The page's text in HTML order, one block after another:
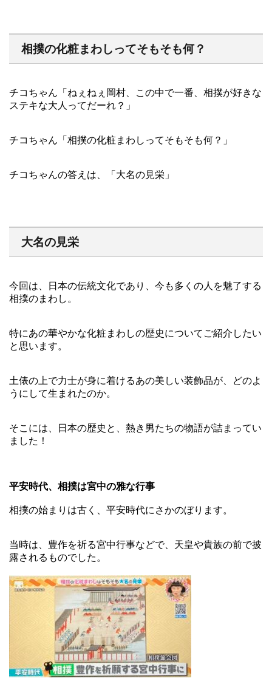
相撲の化粧まわしってそもそも何？
チコちゃん「ねぇねぇ岡村、この中で一番、相撲が好きな
ステキな大人ってだーれ？」
チコちゃん「相撲の化粧まわしってそもそも何？」
チコちゃんの答えは、「大名の見栄」
大名の見栄
今回は、日本の伝統文化であり、今も多くの人を魅了する
相撲のまわし。
特にあの華やかな化粧まわしの歴史についてご紹介したい
と思います。
土俵の上で力士が身に着けるあの美しい装飾品が、どのよ
うにして生まれたのか。
そこには、日本の歴史と、熱き男たちの物語が詰まってい
ました！
平安時代、相撲は宮中の雅な行事
相撲の始まりは古く、平安時代にさかのぼります。
当時は、豊作を祈る宮中行事などで、天皇や貴族の前で披
露されるものでした。